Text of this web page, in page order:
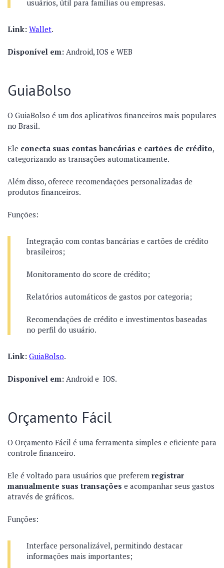
usuários, útil para famílias ou empresas.
Link: Wallet.
Disponível em: Android, IOS e WEB
GuiaBolso
O GuiaBolso é um dos aplicativos financeiros mais populares
no Brasil.
Ele conecta suas contas bancárias e cartões de crédito,
categorizando as transações automaticamente.
Além disso, oferece recomendações personalizadas de
produtos financeiros.
Funções:
Integração com contas bancárias e cartões de crédito
brasileiros;
Monitoramento do score de crédito;
Relatórios automáticos de gastos por categoria;
Recomendações de crédito e investimentos baseadas
no perfil do usuário.
Link: GuiaBolso.
Disponível em: Android e IOS.
Orçamento Fácil
O Orçamento Fácil é uma ferramenta simples e eficiente para
controle financeiro.
Ele é voltado para usuários que preferem registrar
manualmente suas transações e acompanhar seus gastos
através de gráficos.
Funções:
Interface personalizável, permitindo destacar
informações mais importantes;